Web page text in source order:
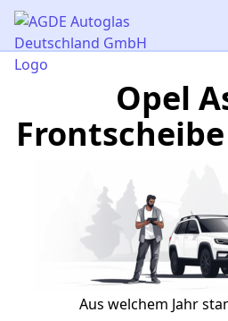
AGDE Autoglas Deutschland
Opel
Aus welchem Jahr